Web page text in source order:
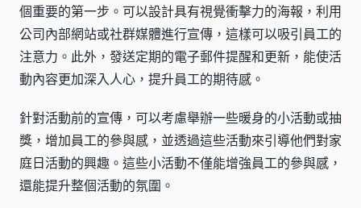
個重要的第一步。可以設計具有視覺衝擊力的海報，利用
公司內部網站或社群媒體進行宣傳，這樣可以吸引員工的
注意力。此外，發送定期的電子郵件提醒和更新，能使活
動內容更加深入人心，提升員工的期待感。
針對活動前的宣傳，可以考慮舉辦一些暖身的小活動或抽
獎，增加員工的參與感，並透過這些活動來引導他們對家
庭日活動的興趣。這些小活動不僅能增強員工的參與感，
還能提升整個活動的氛圍。